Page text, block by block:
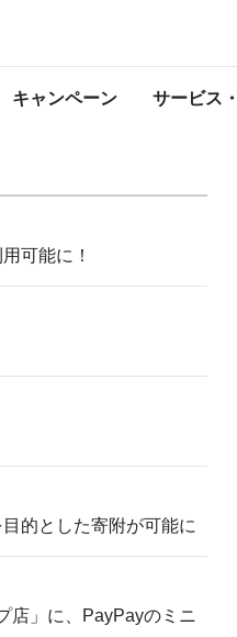
キャンペーン サービス
のお知らせ
可能に！
的とした寄附が可能に
店」に、PayPayのミニ